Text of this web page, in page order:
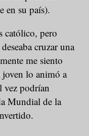
en su país).
católico, pero
cruzar una
me siento
lo animó a
vez podrían
Mundial de la